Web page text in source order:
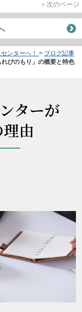
＞次のページ
ンターへ！ > ブログ記事
びのもり」の概要と特色
ターが
由